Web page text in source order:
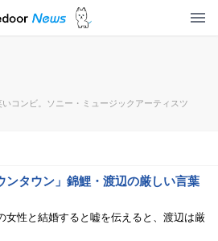
コンビ。ソニー・ミュージックアーティスツ
ンタウン」錦鯉・渡辺の厳しい言葉
女性と結婚すると嘘を伝えると、渡辺は厳